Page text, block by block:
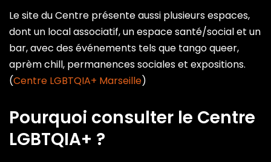
Le site du Centre présente aussi plusieurs espaces,
dont un local associatif, un espace santé/social et un
bar, avec des événements tels que tango queer,
aprèm chill, permanences sociales et expositions.
(Centre LGBTQIA+ Marseille)
Pourquoi consulter le Centre
LGBTQIA+ ?